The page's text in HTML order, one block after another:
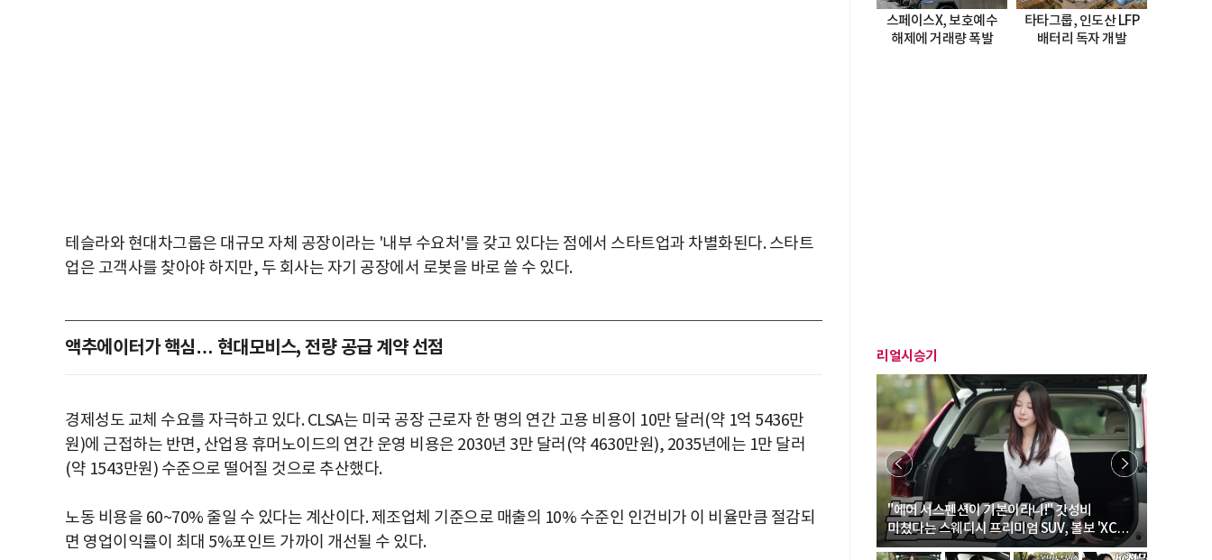
테슬라와 현대차그룹은 대규모 자체 공장이라는 '내부 수요처'를 갖고 있다는 점에서 스타트업과 차별화된다. 스타트
업은 고객사를 찾아야 하지만, 두 회사는 자기 공장에서 로봇을 바로 쓸 수 있다.
액추에이터가 핵심… 현대모비스, 전량 공급 계약 선점
경제성도 교체 수요를 자극하고 있다. CLSA는 미국 공장 근로자 한 명의 연간 고용 비용이 10만 달러(약 1억 5436만
원)에 근접하는 반면, 산업용 휴머노이드의 연간 운영 비용은 2030년 3만 달러(약 4630만원), 2035년에는 1만 달러
(약 1543만원) 수준으로 떨어질 것으로 추산했다.
노동 비용을 60~70% 줄일 수 있다는 계산이다. 제조업체 기준으로 매출의 10% 수준인 인건비가 이 비율만큼 절감되
면 영업이익률이 최대 5%포인트 가까이 개선될 수 있다.
스페이스X, 보호예수
해제에 거래량 폭발
타타그룹, 인도산 LFP
배터리 독자 개발
리얼시승기
박지수 아나운서가 타본 ‘전설의 무쏘’… “여성·
초보자도 반할 반전 매력”
"에어 서스펜션이 기본이라니!" 갓성비
미쳤다는 스웨디시 프리미엄 SUV, 볼보 'XC60
B5 울트라'